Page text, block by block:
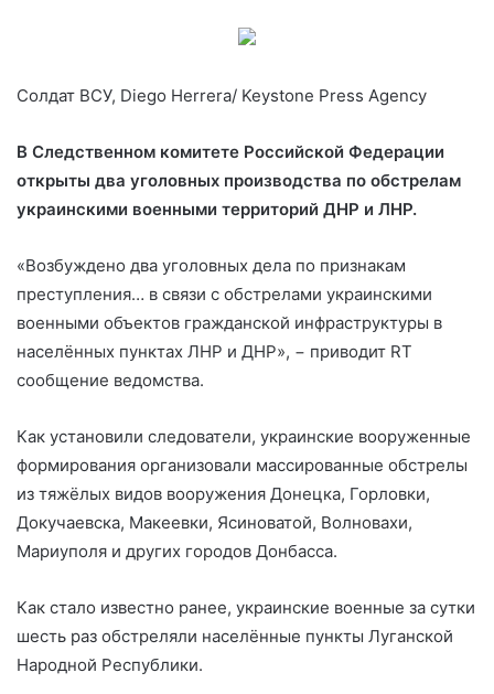
Солдат ВСУ, Diego Herrera/ Keystone Press Agency
В Следственном комитете Российской Федерации
открыты два уголовных производства по обстрелам
украинскими военными территорий ДНР и ЛНР.
«Возбуждено два уголовных дела по признакам
преступления… в связи с обстрелами украинскими
военными объектов гражданской инфраструктуры в
населённых пунктах ЛНР и ДНР», − приводит RT
сообщение ведомства.
Как установили следователи, украинские вооруженные
формирования организовали массированные обстрелы
из тяжёлых видов вооружения Донецка, Горловки,
Докучаевска, Макеевки, Ясиноватой, Волновахи,
Мариуполя и других городов Донбасса.
Как стало известно ранее, украинские военные за сутки
шесть раз обстреляли населённые пункты Луганской
Народной Республики.